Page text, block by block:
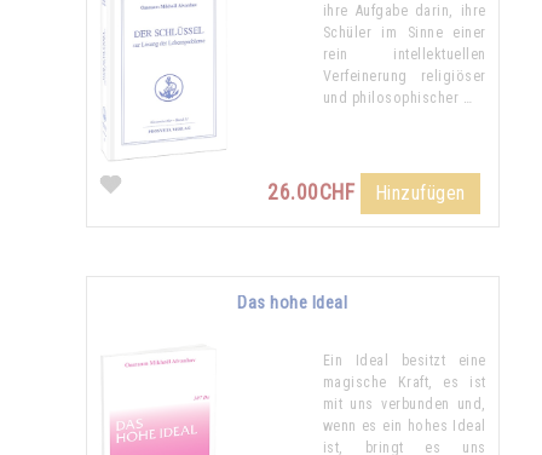
ihre Aufgabe darin, ihre
Schüler im Sinne einer
rein intellektuellen
Verfeinerung religiöser
und philosophischer …
26.00CHF Hinzufügen
Das hohe Ideal
Ein Ideal besitzt eine
magische Kraft, es ist
mit uns verbunden und,
wenn es ein hohes Ideal
ist, bringt es uns